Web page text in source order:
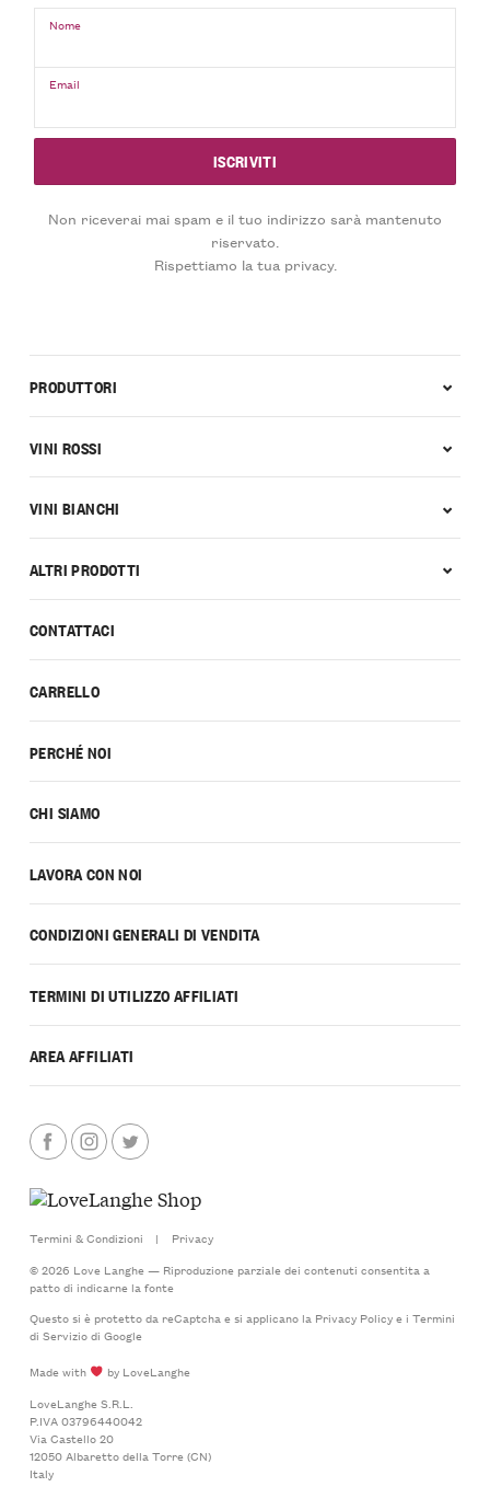
Nome
Email
Non riceverai mai spam e il tuo indirizzo sarà mantenuto
riservato.
Rispettiamo la tua privacy.
CONTATTACI
CARRELLO
PERCHÉ NOI
CHI SIAMO
LAVORA CON NOI
CONDIZIONI GENERALI DI VENDITA
TERMINI DI UTILIZZO AFFILIATI
AREA AFFILIATI
PRODUTTORI
VINI ROSSI
VINI BIANCHI
ALTRI PRODOTTI
Termini & Condizioni |
Privacy
© 2026 Love Langhe — Riproduzione parziale dei contenuti consentita a
patto di indicarne la fonte
Questo si è protetto da reCaptcha e si applicano la Privacy Policye i Termini
di Serviziodi Google
Made with
by LoveLanghe
LoveLanghe S.R.L.
P.IVA 03796440042
Via Castello 20
12050 Albaretto della Torre (CN)
Italy